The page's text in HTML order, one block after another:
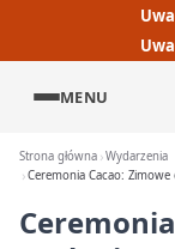
MENU
Strona główna Wydarzenia
Ceremonia Cacao: